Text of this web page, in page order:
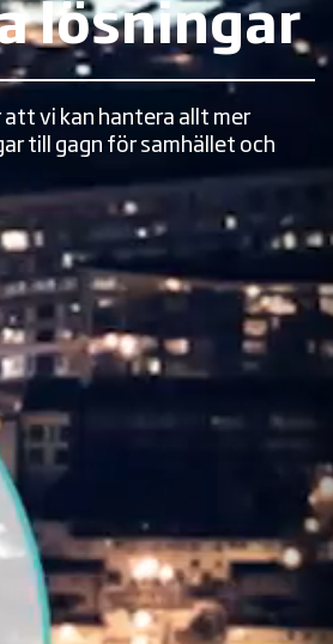
lösningar
vi kan hantera allt mer
till gagn för samhället och